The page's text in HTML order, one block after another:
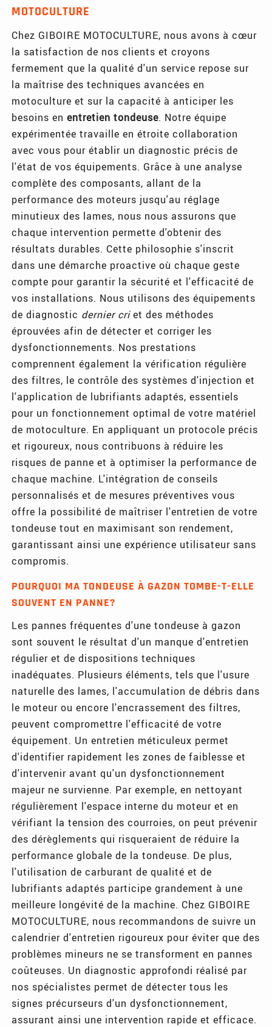
MOTOCULTURE
Chez GIBOIRE MOTOCULTURE, nous avons à cœur
la satisfaction de nos clients et croyons
fermement que la qualité d'un service repose sur
la maîtrise des techniques avancées en
motoculture et sur la capacité à anticiper les
besoins enentretien tondeuse. Notre équipe
expérimentée travaille en étroite collaboration
avec vous pour établir un diagnostic précis de
l'état de vos équipements. Grâce à une analyse
complète des composants, allant de la
performance des moteurs jusqu'au réglage
minutieux des lames, nous nous assurons que
chaque intervention permette d'obtenir des
résultats durables. Cette philosophie s'inscrit
dans une démarche proactive où chaque geste
compte pour garantir la sécurité et l'efficacité de
vos installations. Nous utilisons des équipements
de diagnostic dernier criet des méthodes
éprouvées afin de détecter et corriger les
dysfonctionnements. Nos prestations
comprennent également la vérification régulière
des filtres, le contrôle des systèmes d'injection et
l'application de lubrifiants adaptés, essentiels
pour un fonctionnement optimal de votre matériel
de motoculture. En appliquant un protocole précis
et rigoureux, nous contribuons à réduire les
risques de panne et à optimiser la performance de
chaque machine. L'intégration de conseils
personnalisés et de mesures préventives vous
offre la possibilité de maîtriser l'entretien de votre
tondeuse tout en maximisant son rendement,
garantissant ainsi une expérience utilisateur sans
compromis.
POURQUOI MA TONDEUSE À GAZON TOMBE-T-ELLE
SOUVENT EN PANNE?
Les pannes fréquentes d'une tondeuse à gazon
sont souvent le résultat d'un manque d'entretien
régulier et de dispositions techniques
inadéquates. Plusieurs éléments, tels que l'usure
naturelle des lames, l'accumulation de débris dans
le moteur ou encore l'encrassement des filtres,
peuvent compromettre l'efficacité de votre
équipement. Un entretien méticuleux permet
d'identifier rapidement les zones de faiblesse et
d'intervenir avant qu'un dysfonctionnement
majeur ne survienne. Par exemple, en nettoyant
régulièrement l'espace interne du moteur et en
vérifiant la tension des courroies, on peut prévenir
des dérèglements qui risqueraient de réduire la
performance globale de la tondeuse. De plus,
l'utilisation de carburant de qualité et de
lubrifiants adaptés participe grandement à une
meilleure longévité de la machine. Chez GIBOIRE
MOTOCULTURE, nous recommandons de suivre un
calendrier d'entretien rigoureux pour éviter que des
problèmes mineurs ne se transforment en pannes
coûteuses. Un diagnostic approfondi réalisé par
nos spécialistes permet de détecter tous les
signes précurseurs d'un dysfonctionnement,
assurant ainsi une intervention rapide et efficace.